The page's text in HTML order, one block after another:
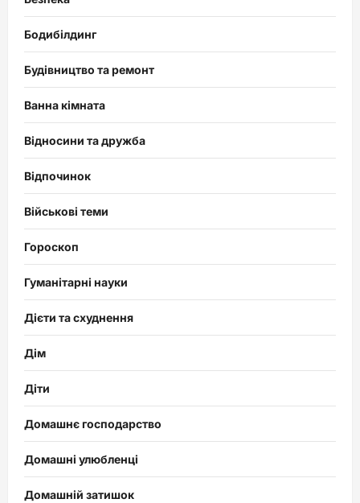
Бодибілдинг
Будівництво та ремонт
Ванна кімната
Відносини та дружба
Відпочинок
Військові теми
Гороскоп
Гуманітарні науки
Дієти та схуднення
Дім
Діти
Домашнє господарство
Домашні улюбленці
Домашній затишок